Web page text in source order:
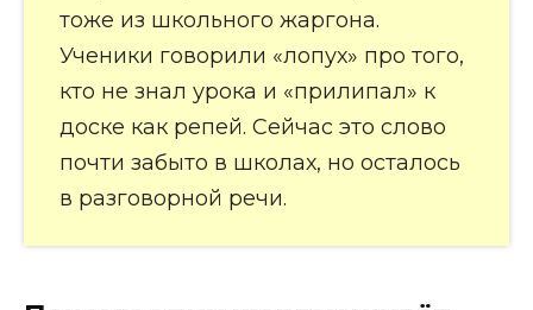
тоже из школьного жаргона.
Ученики говорили «лопух» про того,
кто не знал урока и «прилипал» к
доске как репей. Сейчас это слово
почти забыто в школах, но осталось
в разговорной речи.